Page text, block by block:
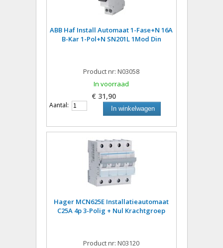
ABB Haf Install Automaat 1-Fase+N 16A
B-Kar 1-Pol+N SN201L 1Mod Din
Product nr: N03058
In voorraad
€ 31,90
Aantal: In winkelwagen
Hager MCN625E Installatieautomaat
C25A 4p 3-Polig + Nul Krachtgroep
Product nr: N03120